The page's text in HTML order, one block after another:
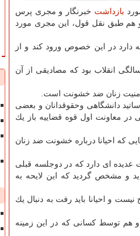
بازداشت خبرنگار و مجری پرس
و هم طبق نقل قول، این مجری مورد
دارد در این خصوص ورود كند و از
قوه قضاییه بیان كرد: یك مسئله دیگر كه در جلسه امروز عنوان شد در مورد مواردی درباره 40 سالگی انقلاب بود كه مصادیقی از آن
زنان ضد خشونت است.
دانشگاهی وحقوقدانان و بعضی
معاونت اول قوه قضاییه باز یك
كه احیانا درباره خشونت ضد زنان
ای دارد كه در دوجلسه قبلی
و مشخص گردید كه این لایحه به
و احیانا باید رفت به دنبال یك
هم توسط كسانی كه در این زمینه